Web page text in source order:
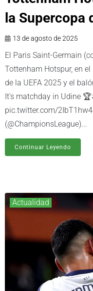
la Supercopa
13 de agosto de 2025
El Paris Saint-Germain
Tottenham Hotspur, en
de la UEFA 2025 y el
It's matchday in Udine
pic.twitter.com/
(@ChampionsLeague)...
Continuar Leyendo
Actualidad